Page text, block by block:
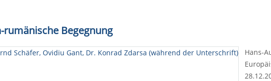
rumänische Begegnung
Hans-